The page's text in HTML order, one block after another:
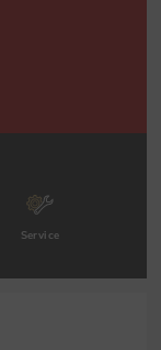
Service